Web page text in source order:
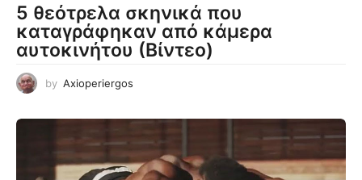
5 θεότρελα σκηνικά που
καταγράφηκαν από κάμερα
αυτοκινήτου (Βίντεο)
by Axioperiergos